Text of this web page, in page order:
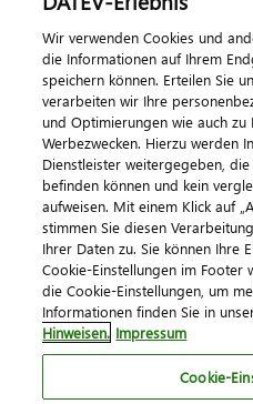
© 2026
Impressum
Cookie-
Wir verwenden Cookies und
die Informationen auf Ihrem
speichern können. Erteilen Sie
verarbeiten wir Ihre
und Optimierungen wie auch
Werbezwecken. Hierzu werden
Dienstleister weitergegeben,
befinden können und kein
aufweisen. Mit einem Klick auf
stimmen Sie diesen
Ihrer Daten zu. Sie können Ihre
Cookie-Einstellungen im Footer
die Cookie-Einstellungen, um
Informationen finden Sie in
Hinweisen. Impressum
Cookie-